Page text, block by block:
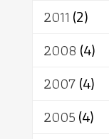
2011 (2)
2008 (4)
2007(4)
2005(4)